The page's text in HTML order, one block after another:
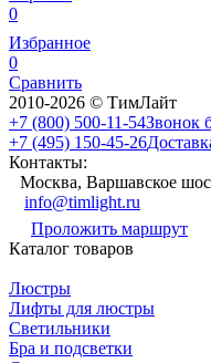
0
Избранное
0
Сравнить
2010-2026 © ТимЛайт
+7 (800) 500-11-54Звонок
+7 (495) 150-45-26
Контакты:
Москва, Варшавское
info@timlight.ru
Проложить маршрут
Каталог товаров
Люстры
Лифты для люстры
Светильники
Бра и подсветки